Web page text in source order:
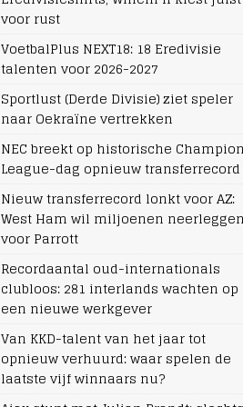
voor rust
VoetbalPlus NEXT18: 18 Eredivisie
talenten voor 2026-2027
Sportlust (Derde Divisie) ziet speler
naar Oekraïne vertrekken
NEC breekt op historische
League-dag opnieuw transferrecord
Nieuw transferrecord lonkt voor AZ:
West Ham wil miljoenen
voor Parrott
Recordaantal oud-internationals
clubloos: 281 interlands wachten op
een nieuwe werkgever
Van KKD-talent van het jaar tot
opnieuw verhuurd: waar spelen de
laatste vijf winnaars nu?